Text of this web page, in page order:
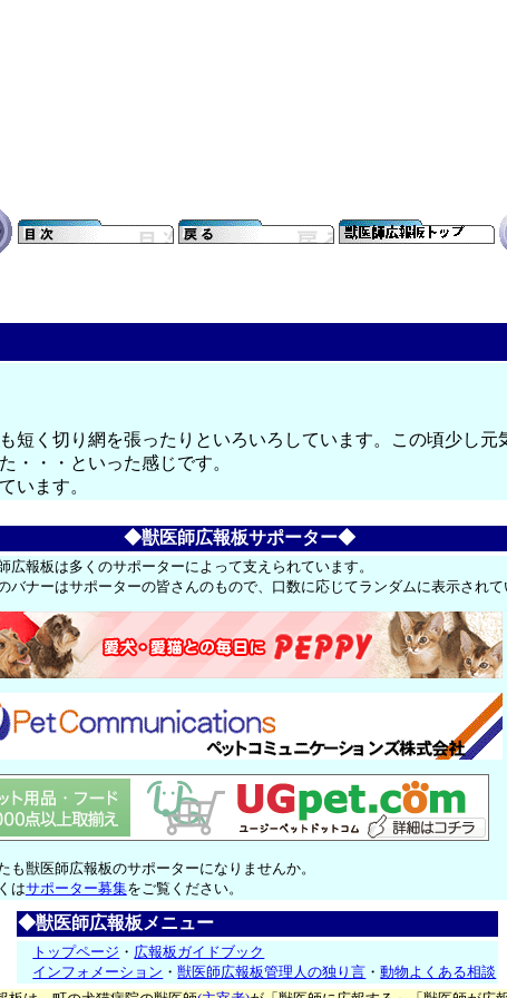
短く切り網を張ったりといろいろしています。この頃少し
・・・といった感じです。
います。
◆獣医師広報板サポーター◆
広報板は多くのサポーターによって支えられています。
バナーはサポーターの皆さんのもので、口数に応じてランダムに表示され
も獣医師広報板のサポーターになりませんか。
はサポーター募集をご覧ください。
◆獣医師広報板メニュー
トップページ ・ 広報板ガイドブック
インフォメーション ・獣医師広報板管理人の独り言 ・動物よくある相談